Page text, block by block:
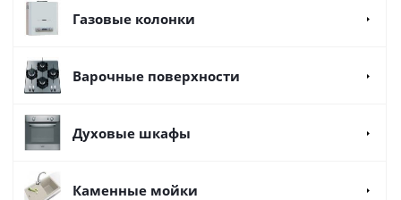
Газовые колонки
Варочные поверхности
Духовые шкафы
Каменные мойки